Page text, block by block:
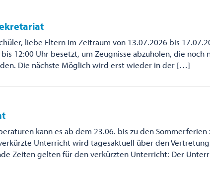
liebe Eltern Im Zeitraum von 13.07.2026 bis
12:00 Uhr besetzt, um Zeugnisse abzuholen, die noch
Die nächste Möglich wird erst wieder in der […]
kann es ab dem 23.06. bis zu den Sommerferien
Unterricht wird tagesaktuell über den
Zeiten gelten für den verkürzten Unterricht: Der